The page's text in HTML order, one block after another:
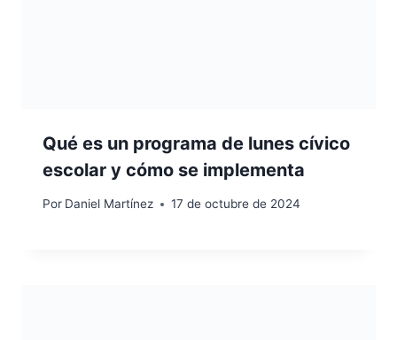
Qué es un programa de lunes cívico
escolar y cómo se implementa
Por Daniel Martínez 17 de octubre de 2024